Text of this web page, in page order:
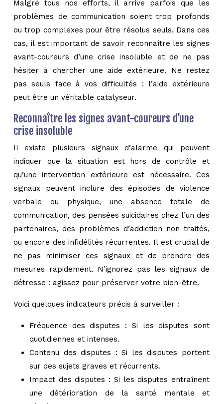
Malgré tous nos efforts, il arrive parfois que les
problèmes de communication soient trop profonds
ou trop complexes pour être résolus seuls. Dans ces
cas, il est important de savoir reconnaître les signes
avant-coureurs d’une crise insoluble et de ne pas
hésiter à chercher une aide extérieure. Ne restez
pas seuls face à vos difficultés : l’aide extérieure
peut être un véritable catalyseur.
Reconnaître les signes avant-coureurs d’une
crise insoluble
Il existe plusieurs signaux d’alarme qui peuvent
indiquer que la situation est hors de contrôle et
qu’une intervention extérieure est nécessaire. Ces
signaux peuvent inclure des épisodes de violence
verbale ou physique, une absence totale de
communication, des pensées suicidaires chez l’un des
partenaires, des problèmes d’addiction non traités,
ou encore des infidélités récurrentes. Il est crucial de
ne pas minimiser ces signaux et de prendre des
mesures rapidement. N’ignorez pas les signaux de
détresse : agissez pour préserver votre bien-être.
Voici quelques indicateurs précis à surveiller :
Fréquence des disputes : Si les disputes sont
quotidiennes et intenses.
Contenu des disputes : Si les disputes portent
sur des sujets graves et récurrents.
Impact des disputes : Si les disputes entraînent
une détérioration de la santé mentale et